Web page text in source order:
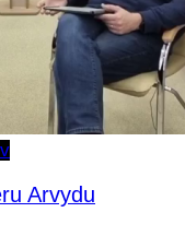
Arvydu